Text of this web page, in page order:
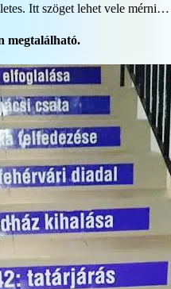
Itt szöget lehet vele mérni…
megtalálható.